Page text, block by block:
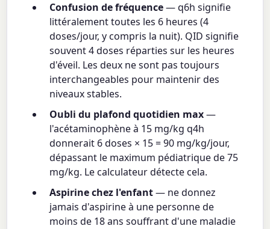
Confusion de fréquence— q6h signifie
littéralement toutes les 6 heures (4
doses/jour, y compris la nuit). QID signifie
souvent 4 doses réparties sur les heures
d'éveil. Les deux ne sont pas toujours
interchangeables pour maintenir des
niveaux stables.
Oubli du plafond quotidien max—
l'acétaminophène à 15 mg/kg q4h
donnerait 6 doses × 15 = 90 mg/kg/jour,
dépassant le maximum pédiatrique de 75
mg/kg. Le calculateur détecte cela.
Aspirine chez l'enfant— ne donnez
jamais d'aspirine à une personne de
moins de 18 ans souffrant d'une maladie